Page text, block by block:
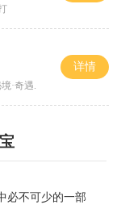
·奇遇.
详情
必不可少的一部